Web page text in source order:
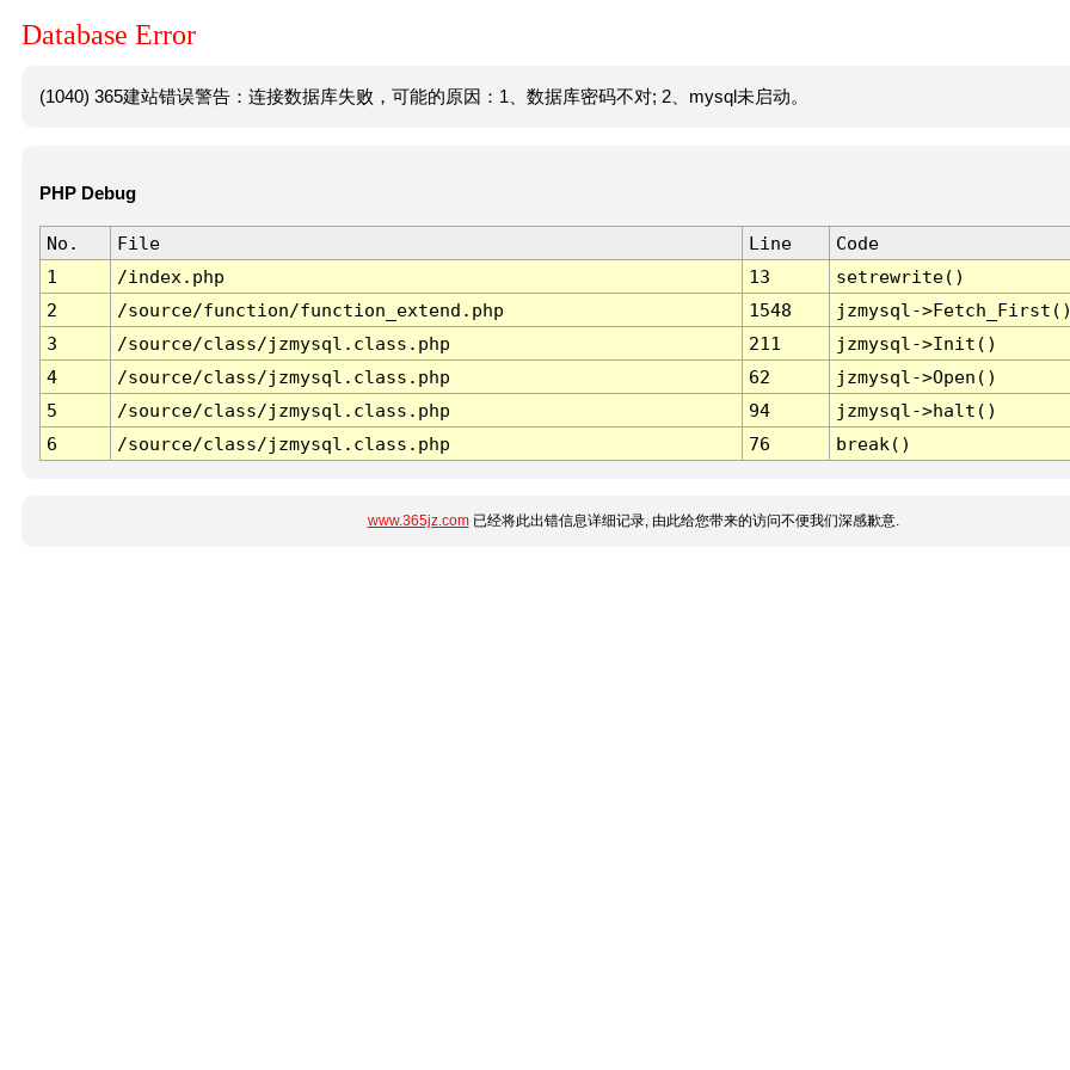
Database Error
(1040) 365建站错误警告：连接数据库失败，可能的原因：1、数据库密码不对; 2、mysql未启动。
PHP Debug
No. File Line
Code
1
/index.php 13
setrewrite()
2
/source/function/function_extend.php 1548
jzmysql-
3
/source/class/jzmysql.class.php 211
jzmysql->Init()
4
/source/class/jzmysql.class.php 62
jzmysql->Open()
5
/source/class/jzmysql.class.php 94
jzmysql->halt()
6
/source/class/jzmysql.class.php 76 break()
www.365jz.com已经将此出错信息详细记录, 由此给您带来的访问不便我们深感歉意.